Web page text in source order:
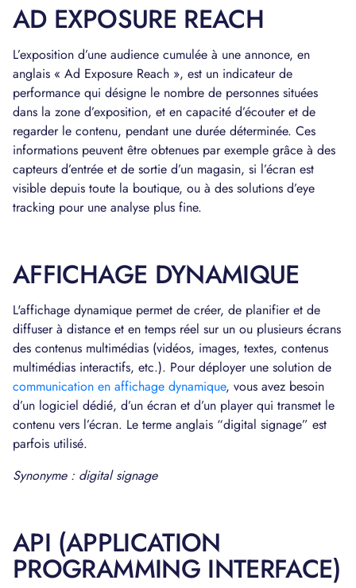
AD EXPOSURE REACH
L’exposition d’une audience cumulée à une annonce, en
anglais « Ad Exposure Reach », est un indicateur de
performance qui désigne le nombre de personnes situées
dans la zone d’exposition, et en capacité d’écouter et de
regarder le contenu, pendant une durée déterminée. Ces
informations peuvent être obtenues par exemple grâce à des
capteurs d’entrée et de sortie d’un magasin, si l’écran est
visible depuis toute la boutique, ou à des solutions d’eye
tracking pour une analyse plus fine.
AFFICHAGE DYNAMIQUE
L'affichage dynamique permet de créer, de planifier et de
diffuser à distance et en temps réel sur un ou plusieurs écrans
des contenus multimédias (vidéos, images, textes, contenus
multimédias interactifs, etc.). Pour déployer une solution de
communication en affichage dynamique, vous avez besoin
d’un logiciel dédié, d’un écran et d’un player qui transmet le
contenu vers l’écran. Le terme anglais “digital signage” est
parfois utilisé.
Synonyme : digital signage
API (APPLICATION
PROGRAMMING INTERFACE)